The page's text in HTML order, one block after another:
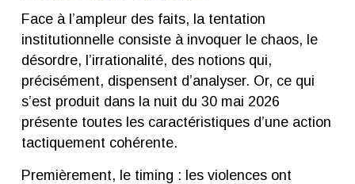
Face à l’ampleur des faits, la tentation
institutionnelle consiste à invoquer le chaos, le
désordre, l’irrationalité, des notions qui,
précisément, dispensent d’analyser. Or, ce qui
s’est produit dans la nuit du 30 mai 2026
présente toutes les caractéristiques d’une action
tactiquement cohérente.
Premièrement, le timing : les violences ont